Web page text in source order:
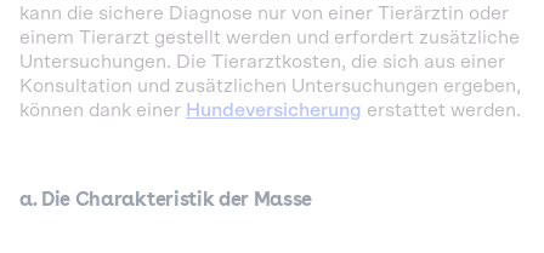
kann die sichere Diagnose nur von einer Tierärztin oder
einem Tierarzt gestellt werden und erfordert zusätzliche
Untersuchungen. Die Tierarztkosten, die sich aus einer
Konsultation und zusätzlichen Untersuchungen ergeben,
können dank einer Hundeversicherung erstattet werden.
a. Die Charakteristik der Masse